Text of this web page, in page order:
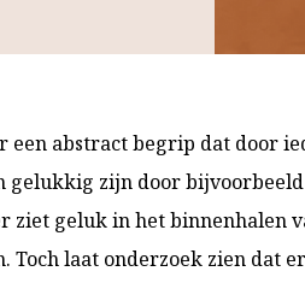
abstract begrip dat door
zijn door
ziet geluk in het binnenhalen
laat onderzoek zien dat